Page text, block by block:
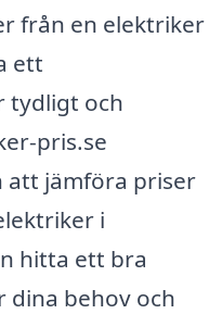
från en elektriker
ett
tydligt och
pris.se
att jämföra priser
i
hitta ett bra
dina behov och